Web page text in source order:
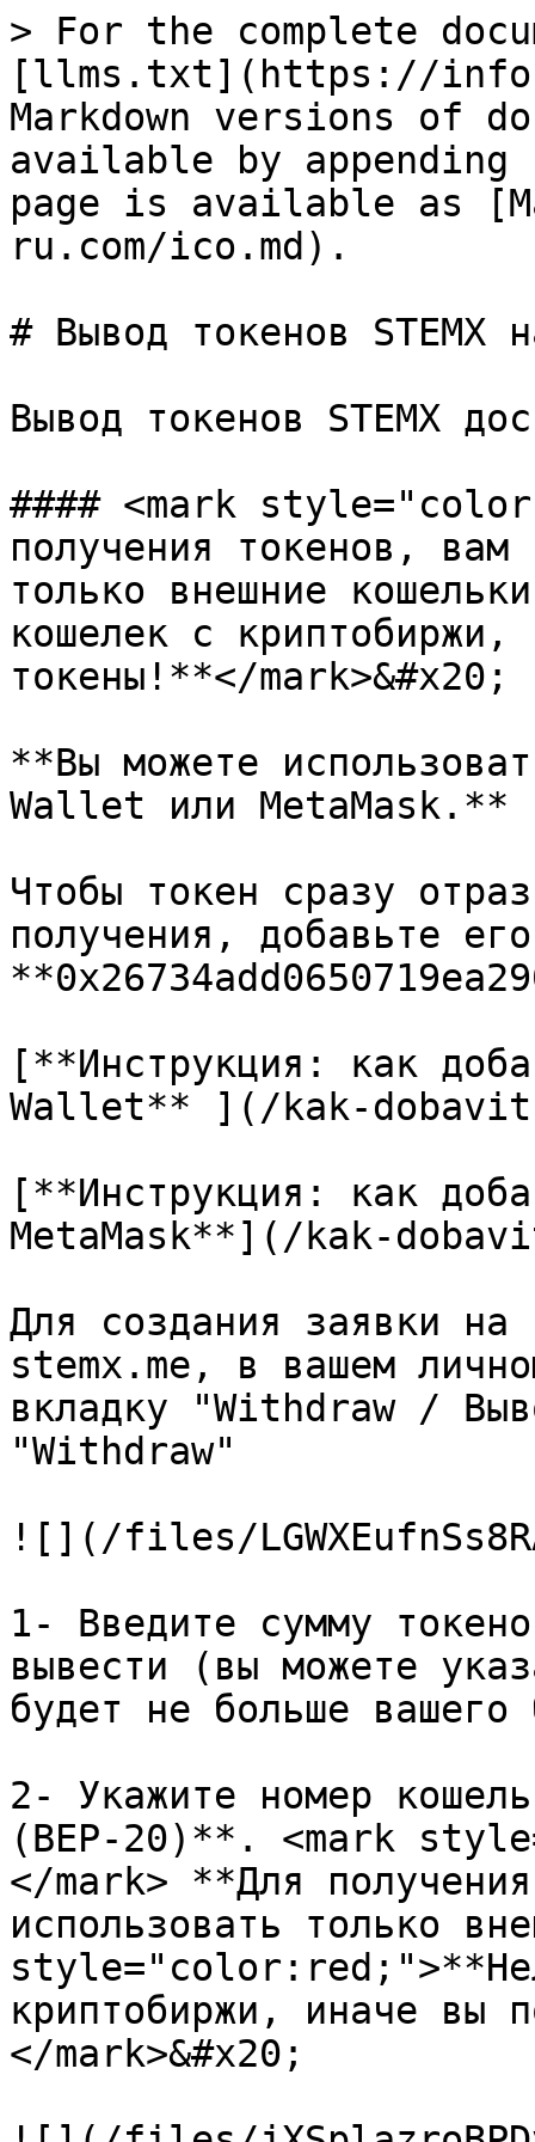
> For the complete
[llms.txt](https://
Markdown versions of
available by
page is available as
ru.com/ico.md).
# Вывод токенов STEMX
Вывод токенов STEMX
#### <mark
получения токенов, вам
только внешние
кошелек с криптобиржи,
токены!**</mark>&#x20;
**Вы можете
Wallet или MetaMask.**
Чтобы токен сразу
получения, добавьте
[**Инструкция: как
Wallet** ](/kak-
[**Инструкция: как
MetaMask**](/kak-
Для создания заявки на
stemx.me, в вашем
вкладку "Withdraw /
"Withdraw"
![](/files/
1- Введите сумму
вывести (вы можете
будет не больше вашего
2- Укажите номер
(BEP-20)**. <mark
</mark> **Для
использовать только
криптобиржи, иначе вы
</mark>&#x20;